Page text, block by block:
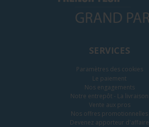
SERVICES
Paramètres des cookies
Le paiement
Nos engagements
Notre entrepôt - La livraison
Vente aux pros
Nos offres promotionnelles
Devenez apporteur d'affaire